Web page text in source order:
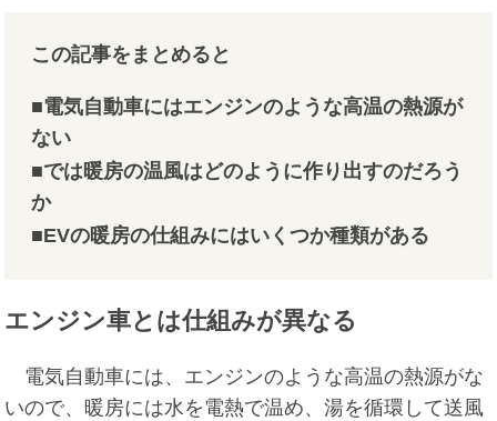
この記事をまとめると
■電気自動車にはエンジンのような高温の熱源が
ない
■では暖房の温風はどのように作り出すのだろう
か
■EVの暖房の仕組みにはいくつか種類がある
エンジン車とは仕組みが異なる
電気自動車には、エンジンのような高温の熱源がな
いので、暖房には水を電熱で温め、湯を循環して送風